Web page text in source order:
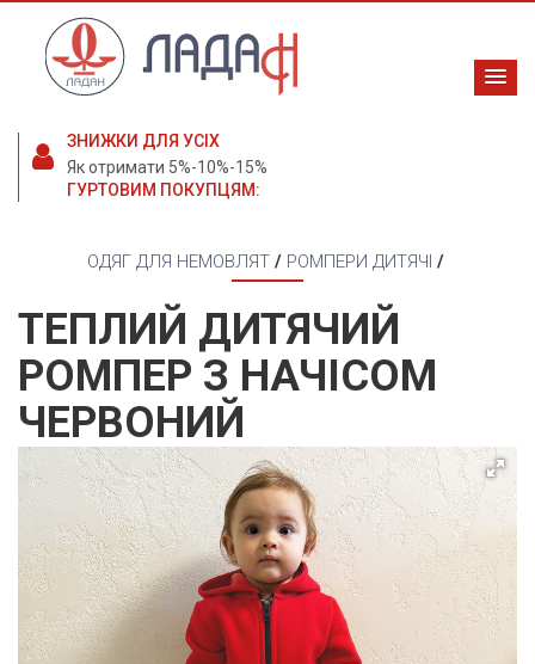
ЗНИЖКИ ДЛЯ УСІХ
Як отримати 5%-10%-15%
ГУРТОВИМ ПОКУПЦЯМ:
ОДЯГ ДЛЯ НЕМОВЛЯТ/ РОМПЕРИ ДИТЯЧІ /
ТЕПЛИЙ ДИТЯЧИЙ
РОМПЕР З НАЧІСОМ
ЧЕРВОНИЙ